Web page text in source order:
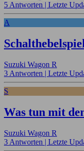
5 Antworten | Letzte
A
Suzuki Wagon R
3 Antworten | Letzte
S
Was tun mit
Suzuki Wagon R
3 Antworten | Letzte